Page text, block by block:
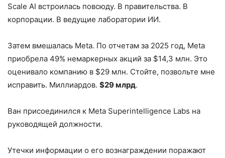
Scale AI встроилась повсюду. В правительства. В
корпорации. В ведущие лаборатории ИИ.
Затем вмешалась Meta. По отчетам за 2025 год, Meta
приобрела 49% немаркерных акций за $14,3 млн. Это
оценивало компанию в $29 млн. Стойте, позвольте мне
исправить. Миллиардов. $29 млрд.
Ван присоединился к Meta Superintelligence Labs на
руководящей должности.
Утечки информации о его вознаграждении поражают